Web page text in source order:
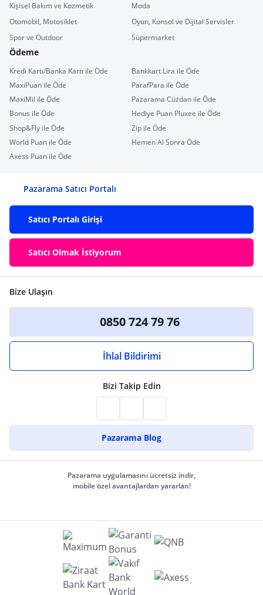
Kişisel Bakım ve Kozmetik
Moda
Otomobil, Motosiklet
Oyun, Konsol ve Dijital Servisler
Spor ve Outdoor
Süpermarket
Ödeme
Kredi Kartı/Banka Kartı ile Öde
Bankkart Lira ile Öde
MaxiPuan ile Öde
ParafPara ile Öde
MaxiMil ile Öde
Pazarama Cüzdan ile Öde
Bonus ile Öde
Hediye Puan Pluxee ile Öde
Shop&Fly ile Öde
Zip ile Öde
World Puan ile Öde
Hemen Al Sonra Öde
Axess Puan ile Öde
Pazarama Satıcı Portalı
Satıcı Portalı Girişi
Satıcı Olmak İstiyorum
Bize Ulaşın
0850 724 79 76
İhlal Bildirimi
Bizi Takip Edin
Pazarama Blog
Pazarama uygulamasını ücretsiz indir,
mobile özel avantajlardan yararlan!